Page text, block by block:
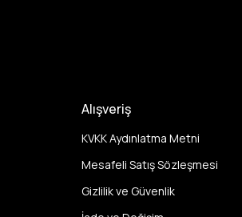
Alışveriş
KVKK Aydınlatma Metni
Mesafeli Satış Sözleşmesi
Gizlilik ve Güvenlik